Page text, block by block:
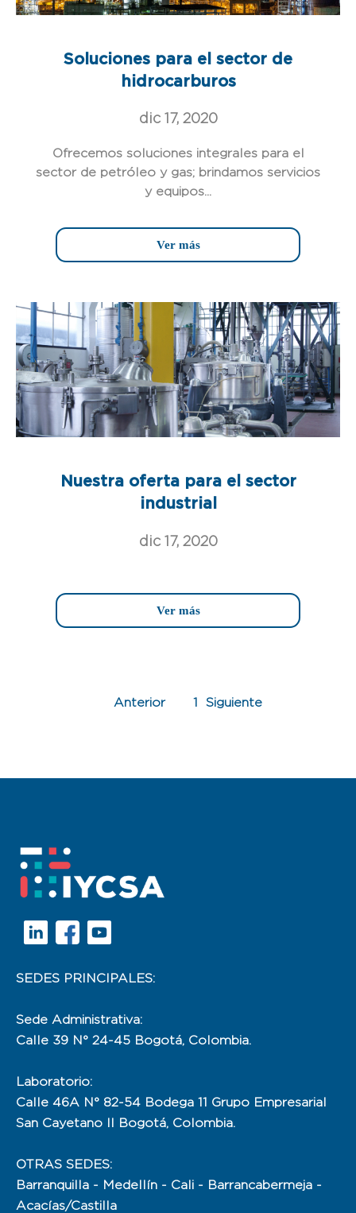
Soluciones para el sector de
hidrocarburos
dic 17, 2020
Ofrecemos soluciones integrales para el
sector de petróleo y gas; brindamos servicios
y equipos...
Ver más
Nuestra oferta para el sector
industrial
dic 17, 2020
Ver más
Anterior 1 Siguiente
SEDES PRINCIPALES:
Sede Administrativa:
Calle 39 N° 24-45 Bogotá, Colombia.
Laboratorio:
Calle 46A N° 82-54 Bodega 11 Grupo Empresarial
San Cayetano II Bogotá, Colombia.
OTRAS SEDES:
Barranquilla - Medellín - Cali - Barrancabermeja -
Acacías/Castilla